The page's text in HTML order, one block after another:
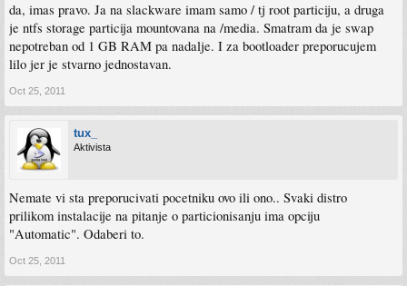
da, imas pravo. Ja na slackware imam samo / tj root particiju, a druga
je ntfs storage particija mountovana na /media. Smatram da je swap
nepotreban od 1 GB RAM pa nadalje. I za bootloader preporucujem
lilo jer je stvarno jednostavan.
Oct 25, 2011
tux_
Aktivista
Nemate vi sta preporucivati pocetniku ovo ili ono.. Svaki distro
prilikom instalacije na pitanje o particionisanju ima opciju
"Automatic". Odaberi to.
Oct 25, 2011